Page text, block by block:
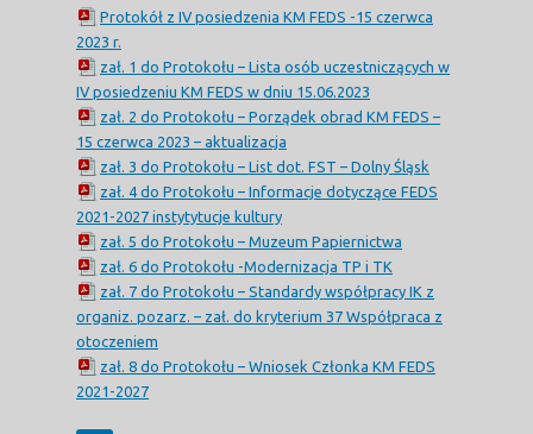
Protokół z IV posiedzenia KM FEDS -15 czerwca
2023 r.
zał. 1 do Protokołu – Lista osób uczestniczących w
IV posiedzeniu KM FEDS w dniu 15.06.2023
zał. 2 do Protokołu – Porządek obrad KM FEDS –
15 czerwca 2023 – aktualizacja
zał. 3 do Protokołu – List dot. FST – Dolny Śląsk
zał. 4 do Protokołu – Informacje dotyczące FEDS
2021-2027 instytytucje kultury
zał. 5 do Protokołu – Muzeum Papiernictwa
zał. 6 do Protokołu -Modernizacja TP i TK
zał. 7 do Protokołu – Standardy współpracy IK z
organiz. pozarz. – zał. do kryterium 37 Współpraca z
otoczeniem
zał. 8 do Protokołu – Wniosek Członka KM FEDS
2021-2027